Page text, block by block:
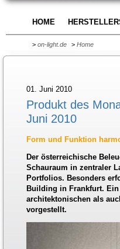
HOME
> on-light.de > Home
01. Juni 2010
Produkt des
Juni 2010
Form und Funktion
Der österreichische
Schauraum in zentraler
Portfolios. Besonders
Building in Frankfurt.
architektonischen als
vorgestellt.